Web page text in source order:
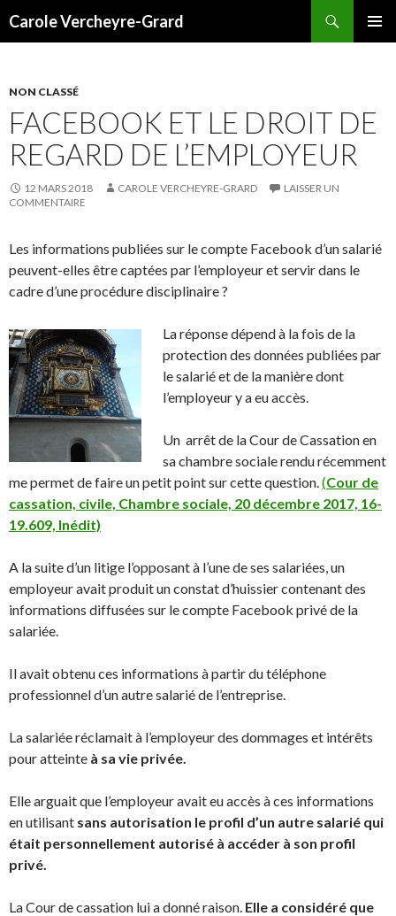
Carole Vercheyre-Grard
NON CLASSÉ
FACEBOOK ET LE DROIT DE
REGARD DE L’EMPLOYEUR
12 MARS 2018 CAROLE VERCHEYRE-GRARD
LAISSER UN
COMMENTAIRE
Les informations publiées sur le compte Facebook d’un salarié
peuvent-elles être captées par l’employeur et servir dans le
cadre d’une procédure disciplinaire ?
La réponse dépend à la fois de la
protection des données publiées par
le salarié et de la manière dont
l’employeur y a eu accès.
Un arrêt de la Cour de Cassation en
sa chambre sociale rendu récemment
me permet de faire un petit point sur cette question.(Cour de
cassation, civile, Chambre sociale, 20 décembre 2017, 16-
19.609, Inédit)
A la suite d’un litige l’opposant à l’une de ses salariées, un
employeur avait produit un constat d’huissier contenant des
informations diffusées sur le compte Facebook privé de la
salariée.
Il avait obtenu ces informations à partir du téléphone
professionnel d’un autre salarié de l’entreprise.
La salariée réclamait à l’employeur des dommages et intérêts
pour atteinte à sa vie privée.
Elle arguait que l’employeur avait eu accès à ces informations
en utilisant sans autorisation le profil d’un autre salarié qui
était personnellement autorisé à accéder à son profil
privé.
La Cour de cassation lui a donné raison. Elle a considéré que